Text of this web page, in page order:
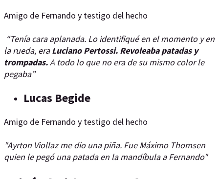
Amigo de Fernando y testigo del hecho
“Tenía cara aplanada. Lo identifiqué en el momento y en
la rueda, eraLuciano Pertossi. Revoleaba patadas y
trompadas.A todo lo que no era de su mismo color le
pegaba”
Lucas Begide
Amigo de Fernando y testigo del hecho
"Ayrton Viollaz me dio una piña. Fue Máximo Thomsen
quien le pegó una patada en la mandíbula a Fernando"